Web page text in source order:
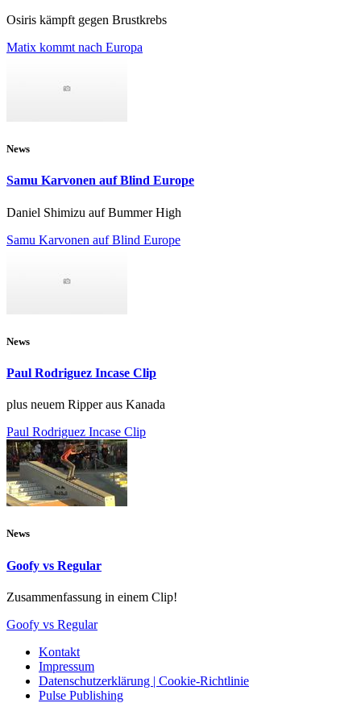
Osiris kämpft gegen Brustkrebs
Matix kommt nach Europa
News
Samu Karvonen auf Blind Europe
Daniel Shimizu auf Bummer High
Samu Karvonen auf Blind Europe
News
Paul Rodriguez Incase Clip
plus neuem Ripper aus Kanada
Paul Rodriguez Incase Clip
News
Goofy vs Regular
Zusammenfassung in einem Clip!
Goofy vs Regular
Kontakt
Impressum
Datenschutzerklärung | Cookie-Richtlinie
Pulse Publishing